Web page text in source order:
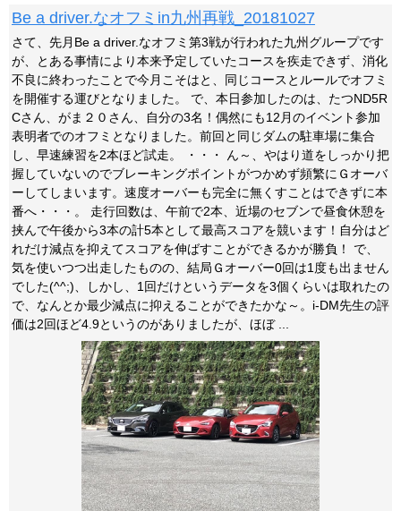
Be a driver.なオフミin九州再戦_20181027
さて、先月Be a driver.なオフミ第3戦が行われた九州グループです
が、とある事情により本来予定していたコースを疾走できず、消化
不良に終わったことで今月こそはと、同じコースとルールでオフミ
を開催する運びとなりました。 で、本日参加したのは、たつND5R
Cさん、がま２０さん、自分の3名！偶然にも12月のイベント参加
表明者でのオフミとなりました。前回と同じダムの駐車場に集合
し、早速練習を2本ほど試走。 ・・・ ん～、やはり道をしっかり把
握していないのでブレーキングポイントがつかめず頻繁にＧオーバ
ーしてしまいます。速度オーバーも完全に無くすことはできずに本
番へ・・・。 走行回数は、午前で2本、近場のセブンで昼食休憩を
挟んで午後から3本の計5本として最高スコアを競います！自分はど
れだけ減点を抑えてスコアを伸ばすことができるかが勝負！ で、
気を使いつつ出走したものの、結局Ｇオーバー0回は1度も出ません
でした(^^;)、しかし、1回だけというデータを3個くらいは取れたの
で、なんとか最少減点に抑えることができたかな～。i-DM先生の評
価は2回ほど4.9というのがありましたが、ほぼ ...